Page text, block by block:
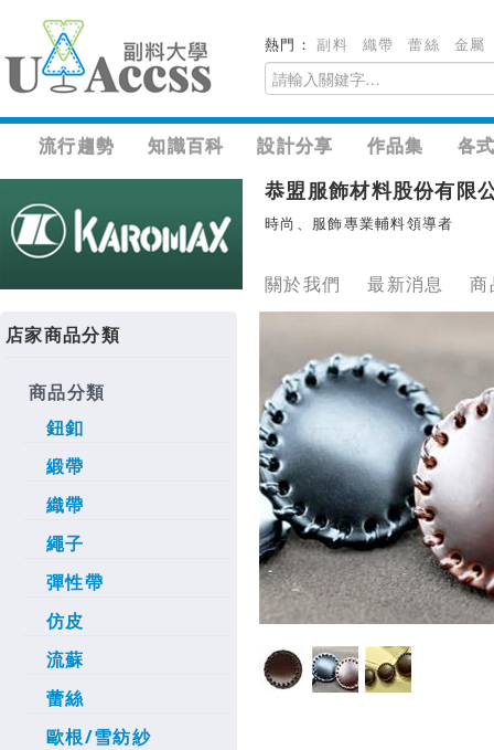
熱門：副料 織帶 蕾絲 金屬
流行趨勢 知識百科 設計分享 作品集 各
恭盟服飾材料股份有限
時尚、服飾專業輔料領導者
關於我們 最新消息 商
店家商品分類
商品分類
鈕釦
緞帶
織帶
繩子
彈性帶
仿皮
流蘇
蕾絲
歐根/雪紡紗